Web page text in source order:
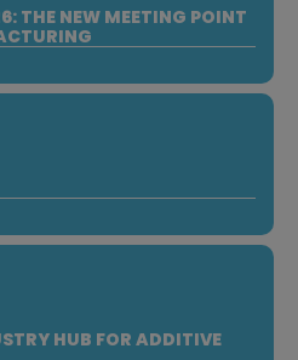
THE NEW MEETING POINT
HUB FOR ADDITIVE